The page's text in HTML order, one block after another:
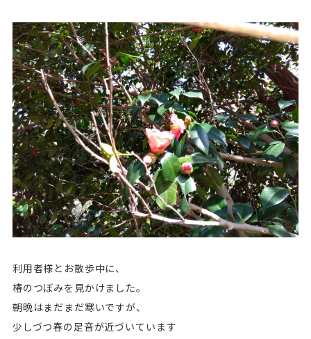
利用者様とお散歩中に、
椿のつぼみを見かけました。
朝晩はまだまだ寒いですが、
少しづつ春の足音が近づいています